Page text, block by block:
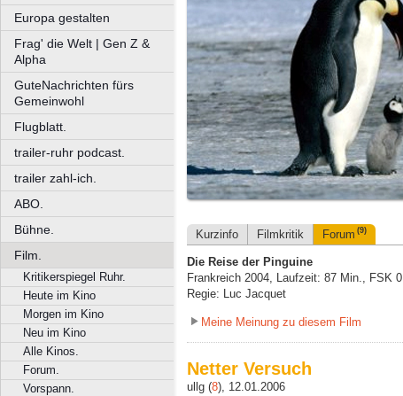
Europa gestalten
Frag' die Welt | Gen Z &
Alpha
GuteNachrichten fürs
Gemeinwohl
Flugblatt.
trailer-ruhr podcast.
trailer zahl-ich.
ABO.
Bühne.
Film.
Kritikerspiegel Ruhr.
Heute im Kino
Morgen im Kino
Neu im Kino
Alle Kinos.
Forum.
Vorspann.
Kurzinfo Filmkritik Forum (9)
Die Reise der Pinguine
Frankreich 2004, Laufzeit: 87 Min., FSK 0
Regie: Luc Jacquet
Meine Meinung zu diesem Film
Netter Versuch
ullg (8), 12.01.2006